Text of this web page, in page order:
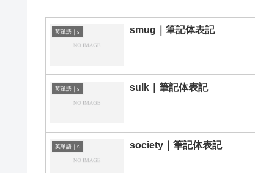
英単語｜s smug｜筆記体表記
英単語｜s sulk｜筆記体表記
英単語｜s society｜筆記体表記